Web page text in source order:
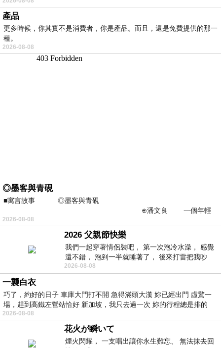
產品
更多時候，你其實不是消費者，你是產品。而且，還是免費提供的那一
種。
2026-08-08
◎墨客與青硯
■寓言故事 ◎墨客與青硯
⊕潘文良 一個年輕
的墨客，在京城的古玩肆裡
2026-08-08
2026 父親節快樂
我們一起穿著情侶裝吧， 第一次泡冷水澡， 感覺
還不錯， 泡到一半就睡著了， 後來打雷把我吵
醒， 手
2026-08-08
一襲白衣
巧了，約好的日子 車庫大門打不開 急得滿頭大漢 妳已經出門 虛驚一
場，趕到高鐵左營站恰好 新加坡，我只去過一次 妳的行程總是排的
2026-08-08
花火が瞬いて
煙火閃耀， 一支唱出讓你永生難忘、 無法抹去回